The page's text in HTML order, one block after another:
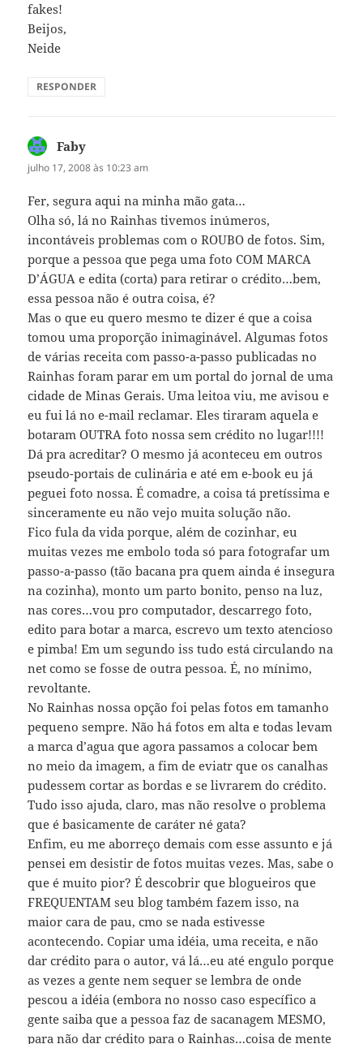
fakes!
Beijos,
Neide
RESPONDER
Faby
julho 17, 2008 às 10:23 am
Fer, segura aqui na minha mão gata…
Olha só, lá no Rainhas tivemos inúmeros,
incontáveis problemas com o ROUBO de fotos. Sim,
porque a pessoa que pega uma foto COM MARCA
D’ÁGUA e edita (corta) para retirar o crédito…bem,
essa pessoa não é outra coisa, é?
Mas o que eu quero mesmo te dizer é que a coisa
tomou uma proporção inimaginável. Algumas fotos
de várias receita com passo-a-passo publicadas no
Rainhas foram parar em um portal do jornal de uma
cidade de Minas Gerais. Uma leitoa viu, me avisou e
eu fui lá no e-mail reclamar. Eles tiraram aquela e
botaram OUTRA foto nossa sem crédito no lugar!!!!
Dá pra acreditar? O mesmo já aconteceu em outros
pseudo-portais de culinária e até em e-book eu já
peguei foto nossa. É comadre, a coisa tá pretíssima e
sinceramente eu não vejo muita solução não.
Fico fula da vida porque, além de cozinhar, eu
muitas vezes me embolo toda só para fotografar um
passo-a-passo (tão bacana pra quem ainda é insegura
na cozinha), monto um parto bonito, penso na luz,
nas cores…vou pro computador, descarrego foto,
edito para botar a marca, escrevo um texto atencioso
e pimba! Em um segundo iss tudo está circulando na
net como se fosse de outra pessoa. É, no mínimo,
revoltante.
No Rainhas nossa opção foi pelas fotos em tamanho
pequeno sempre. Não há fotos em alta e todas levam
a marca d’agua que agora passamos a colocar bem
no meio da imagem, a fim de eviatr que os canalhas
pudessem cortar as bordas e se livrarem do crédito.
Tudo isso ajuda, claro, mas não resolve o problema
que é basicamente de caráter né gata?
Enfim, eu me aborreço demais com esse assunto e já
pensei em desistir de fotos muitas vezes. Mas, sabe o
que é muito pior? É descobrir que blogueiros que
FREQUENTAM seu blog também fazem isso, na
maior cara de pau, cmo se nada estivesse
acontecendo. Copiar uma idéia, uma receita, e não
dar crédito para o autor, vá lá…eu até engulo porque
as vezes a gente nem sequer se lembra de onde
pescou a idéia (embora no nosso caso específico a
gente saiba que a pessoa faz de sacanagem MESMO,
para não dar crédito para o Rainhas…coisa de mente